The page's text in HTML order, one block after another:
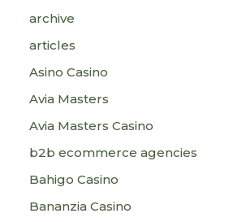
archive
articles
Asino Casino
Avia Masters
Avia Masters Casino
b2b ecommerce agencies
Bahigo Casino
Bananzia Casino